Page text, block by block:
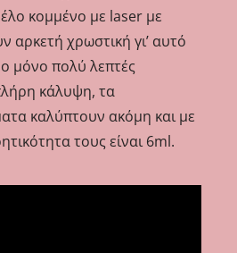
κομμένο με laser με
αρκετή χρωστική γι’ αυτό
μόνο πολύ λεπτές
κάλυψη, τα
καλύπτουν ακόμη και με
τους είναι 6ml.